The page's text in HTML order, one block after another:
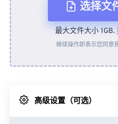
选择文
从设备
来自
最大文件大小 1GB.
继续操作即表示您同意
高级设置（可选）